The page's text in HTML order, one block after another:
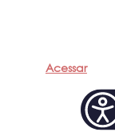
Acessar